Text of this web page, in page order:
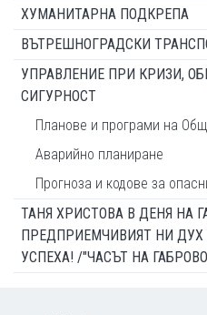
ХУМАНИТАРНА ПОДКРЕПА
ВЪТРЕШНОГРАДСКИ
УПРАВЛЕНИЕ ПРИ КРИЗИ,
СИГУРНОСТ
Планове и програми на
Аварийно планиране
Прогноза и кодове за
ТАНЯ ХРИСТОВА В ДЕНЯ НА
ПРЕДПРИЕМЧИВИЯТ НИ
УСПЕХА! /"ЧАСЪТ НА